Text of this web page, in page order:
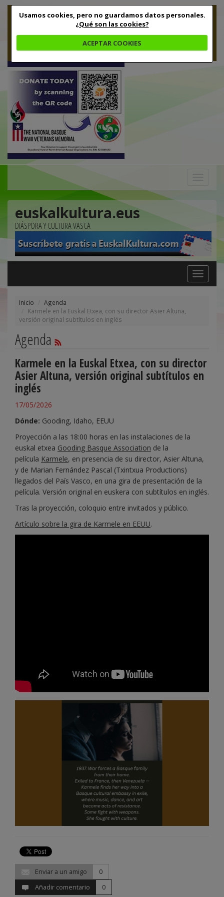
Usamos cookies, pero no guardamos datos personales.
¿Qué son las cookies?
ACEPTAR COOKIES
euskalkultura.eus
DIÁSPORA Y CULTURA VASCA
Toggle
navigation
Inicio
Agenda
Karmele en la Euskal Etxea, con su director Asier Altuna,
versión original subtítulos en inglés
Agenda
Karmele en la Euskal Etxea, con su director
Asier Altuna, versión original subtítulos en
inglés
17/05/2026
Dónde: Gooding, Idaho, EEUU
Proyección a las 18:00 horas en las instalaciones de la
euskal etxea Gooding Basque Association de la
película Karmele, en presencia de su director, Asier Altuna,
y de Marian Fernández Pascal (Txintxua Productions)
llegados del País Vasco, en una gira de presentación de la
película. Versión original en euskera con subtítulos en inglés.
Tras la proyección, coloquio entre invitados y público.
Artículo sobre la gira de Karmele en EEUU.
Enviar a un amigo
0
Añadir comentario
0